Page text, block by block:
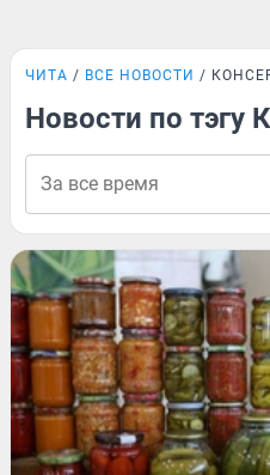
ЧИТА ВСЕ НОВОСТИ
Новости по тэгу